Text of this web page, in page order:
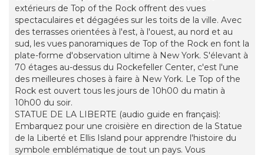
extérieurs de Top of the Rock offrent des vues
spectaculaires et dégagées sur les toits de la ville. Avec
des terrasses orientées à l'est, à l'ouest, au nord et au
sud, les vues panoramiques de Top of the Rock en font la
plate-forme d'observation ultime à New York. S'élevant à
70 étages au-dessus du Rockefeller Center, c'est l'une
des meilleures choses à faire à New York. Le Top of the
Rock est ouvert tous les jours de 10h00 du matin à
10h00 du soir.
STATUE DE LA LIBERTE (audio guide en français):
Embarquez pour une croisière en direction de la Statue
de la Liberté et Ellis Island pour apprendre l'histoire du
symbole emblématique de tout un pays. Vous